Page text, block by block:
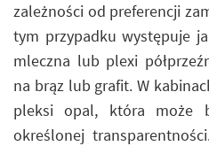
zależności od preferencji
tym przypadku występuje
mleczna lub plexi
na brąz lub grafit. W
pleksi opal, która może
określonej